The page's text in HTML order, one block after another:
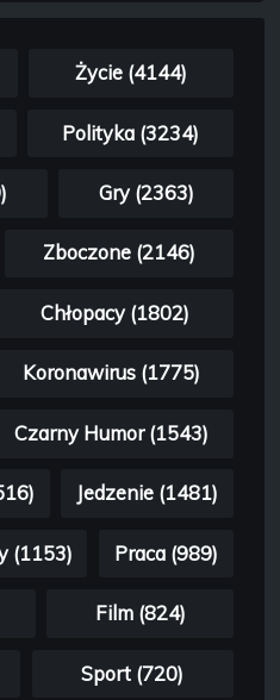
Życie (4144)
Polityka (3234)
Gry (2363)
Zboczone (2146)
Chłopacy (1802)
Koronawirus (1775)
Czarny Humor (1543)
Jedzenie (1481)
(1153) Praca (989)
Film (824)
Sport (720)